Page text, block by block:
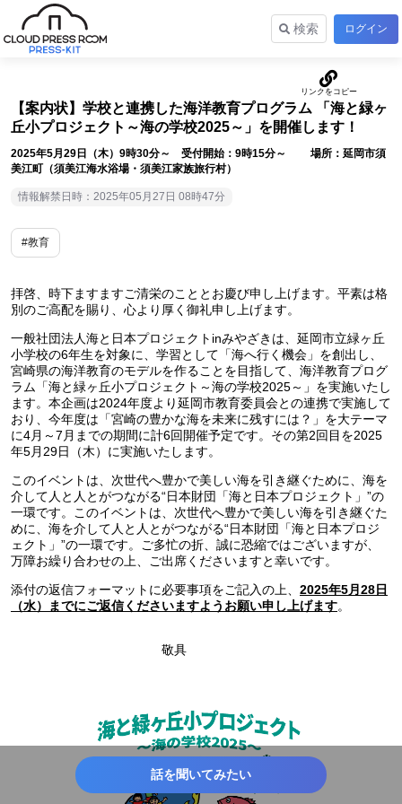
検索 ログイン
【案内状】学校と連携した海洋教育プログラム 「海と緑ヶ
丘小プロジェクト～海の学校2025～」を開催します！
2025年5月29日（木）9時30分～ 受付開始：9時15分～ 場所：延岡市須
美江町（須美江海水浴場・須美江家族旅行村）
情報解禁日時：2025年05月27日 08時47分
#教育
拝啓、時下ますますご清栄のこととお慶び申し上げます。平素は格
別のご高配を賜り、心より厚く御礼申し上げます。
一般社団法人海と日本プロジェクトinみやざきは、延岡市立緑ヶ丘
小学校の6年生を対象に、学習として「海へ行く機会」を創出し、
宮崎県の海洋教育のモデルを作ることを目指して、海洋教育プログ
ラム「海と緑ヶ丘小プロジェクト～海の学校2025～」を実施いたし
ます。本企画は2024年度より延岡市教育委員会との連携で実施して
おり、今年度は「宮崎の豊かな海を未来に残すには？」を大テーマ
に4月～7月までの期間に計6回開催予定です。その第2回目を2025
年5月29日（木）に実施いたします。
このイベントは、次世代へ豊かで美しい海を引き継ぐために、海を
介して人と人とがつながる“日本財団「海と日本プロジェクト」”の
一環です。このイベントは、次世代へ豊かで美しい海を引き継ぐた
めに、海を介して人と人とがつながる“日本財団「海と日本プロジ
ェクト」”の一環です。ご多忙の折、誠に恐縮ではございますが、
万障お繰り合わせの上、ご出席くださいますと幸いです。
添付の返信フォーマットに必要事項をご記入の上、 2025年5月28日
（水）までにご返信くださいますようお願い申し上げます。
敬具
話を聞いてみたい